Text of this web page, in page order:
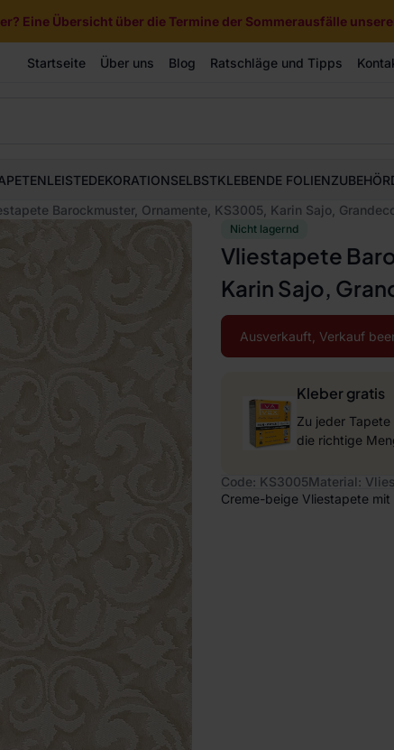
Eine Übersicht über die Termine der Sommerausfälle
Startseite Über uns Blog Ratschläge und Tipps
LEISTEDEKORATIONSELBSTKLEBENDE FOLIENZUBEHÖR
Barockmuster, Ornamente, KS3005, Karin Sajo,
Nicht lagernd
Vliestapete
Karin Sajo,
Ausverkauft, Verkauf
Kleber gratis
Zu jeder
die richtige
Code: KS3005Material: Vlies
Creme-beige Vliestapete